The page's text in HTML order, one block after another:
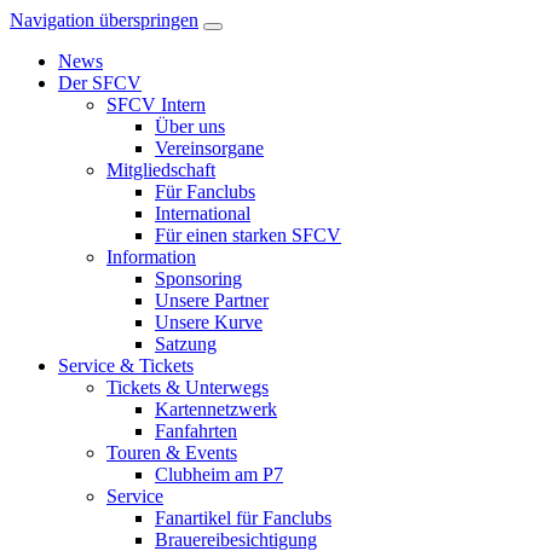
Navigation überspringen
News
Der SFCV
SFCV Intern
Über uns
Vereinsorgane
Mitgliedschaft
Für Fanclubs
International
Für einen starken SFCV
Information
Sponsoring
Unsere Partner
Unsere Kurve
Satzung
Service & Tickets
Tickets & Unterwegs
Kartennetzwerk
Fanfahrten
Touren & Events
Clubheim am P7
Service
Fanartikel für Fanclubs
Brauereibesichtigung